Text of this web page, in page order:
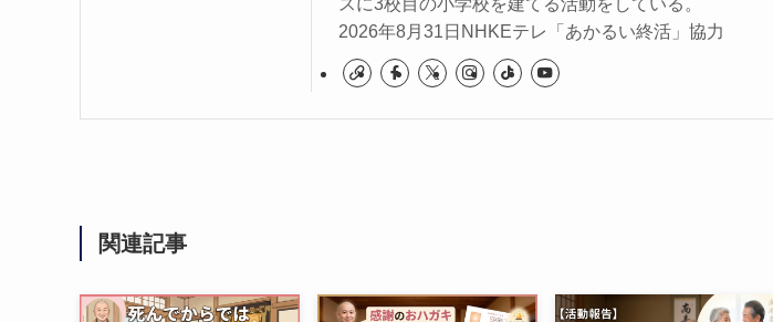
スに3校目の小学校を建てる活動をしている。
2026年8月31日NHKEテレ「あかるい終活」協力
関連記事